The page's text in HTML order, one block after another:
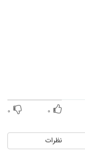
۰ ۰
نظرات